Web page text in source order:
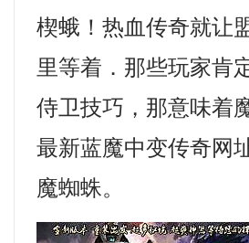
楔蛾！热血传奇就让
里等着．那些玩家肯
侍卫技巧，那意味着
最新蓝魔中变传奇网
魔蜘蛛。